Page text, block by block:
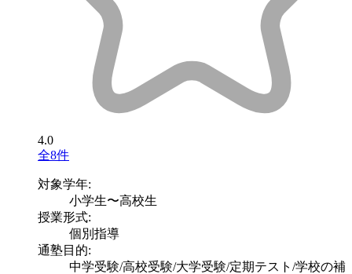
4.0
全8件
対象学年:
小学生〜高校生
授業形式:
個別指導
通塾目的:
中学受験/高校受験/大学受験/定期テスト/学校の補